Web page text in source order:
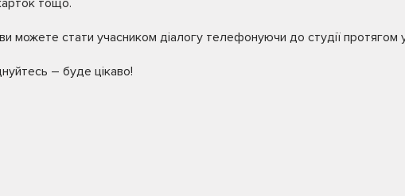
можете стати учасником діалогу телефонуючи до студії
– буде цікаво!